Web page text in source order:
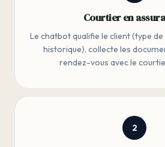
Courtier en
Le chatbot qualifie le client (type
historique), collecte les
rendez-vous avec le
2